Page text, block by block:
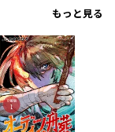
もっと見る